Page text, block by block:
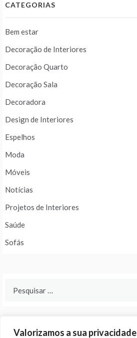
Valorizamos a sua privacidade
CATEGORIAS
Bem estar
Decoração de Interiores
Decoração Quarto
Decoração Sala
Decoradora
Design de Interiores
Espelhos
Moda
Móveis
Notícias
Projetos de Interiores
Saúde
Sofás